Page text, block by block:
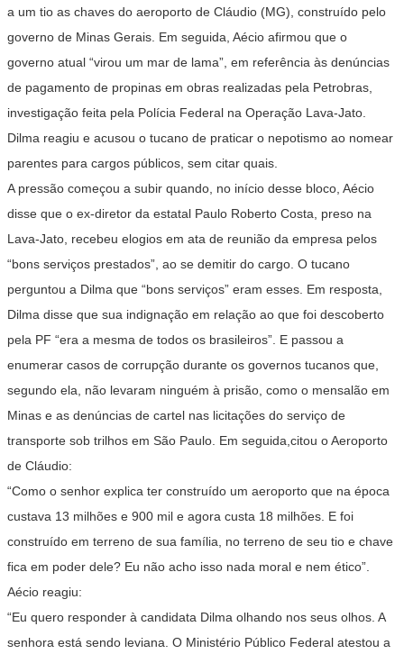
a um tio as chaves do aeroporto de Cláudio (MG), construído pelo
governo de Minas Gerais. Em seguida, Aécio afirmou que o
governo atual “virou um mar de lama”, em referência às denúncias
de pagamento de propinas em obras realizadas pela Petrobras,
investigação feita pela Polícia Federal na Operação Lava-Jato.
Dilma reagiu e acusou o tucano de praticar o nepotismo ao nomear
parentes para cargos públicos, sem citar quais.
A pressão começou a subir quando, no início desse bloco, Aécio
disse que o ex-diretor da estatal Paulo Roberto Costa, preso na
Lava-Jato, recebeu elogios em ata de reunião da empresa pelos
“bons serviços prestados”, ao se demitir do cargo. O tucano
perguntou a Dilma que “bons serviços” eram esses. Em resposta,
Dilma disse que sua indignação em relação ao que foi descoberto
pela PF “era a mesma de todos os brasileiros”. E passou a
enumerar casos de corrupção durante os governos tucanos que,
segundo ela, não levaram ninguém à prisão, como o mensalão em
Minas e as denúncias de cartel nas licitações do serviço de
transporte sob trilhos em São Paulo. Em seguida,citou o Aeroporto
de Cláudio:
“Como o senhor explica ter construído um aeroporto que na época
custava 13 milhões e 900 mil e agora custa 18 milhões. E foi
construído em terreno de sua família, no terreno de seu tio e chave
fica em poder dele? Eu não acho isso nada moral e nem ético”.
Aécio reagiu:
“Eu quero responder à candidata Dilma olhando nos seus olhos. A
senhora está sendo leviana. O Ministério Público Federal atestou a